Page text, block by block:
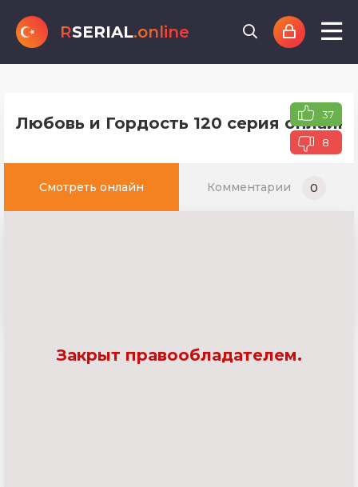
RSERIAL.online
Любовь и Гордость 120 серия онлайн
37
8
Смотреть онлайн Комментарии 0
Закрыт правообладателем.